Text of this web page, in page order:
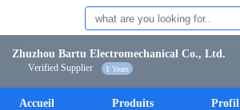
Zhuzhou Bartu Electromechanical Co., Ltd.
Verified Supplier 1 Years
Accueil Produits Profil